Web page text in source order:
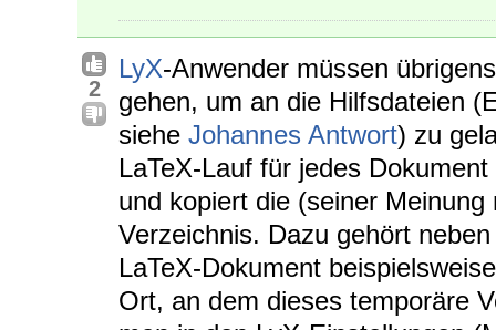
2
LyX-Anwender müssen
gehen, um an die Hilfsdateien
siehe Johannes Antwort) zu
LaTeX-Lauf für jedes
und kopiert die (seiner
Verzeichnis. Dazu gehört
LaTeX-Dokument
Ort, an dem dieses temporäre